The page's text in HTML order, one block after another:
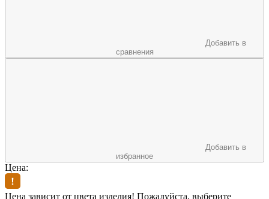
Добавить в
сравнения
Добавить в
избранное
Цена:
Цена зависит от цвета изделия! Пожалуйста, выберите